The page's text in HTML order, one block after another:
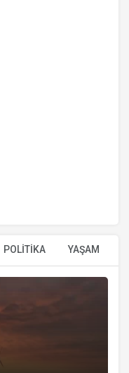
POLİTİKA YAŞAM